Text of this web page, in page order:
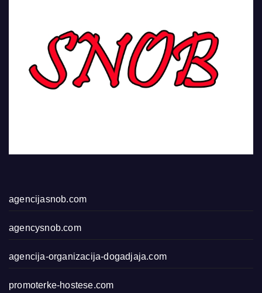
agencijasnob.com
agencysnob.com
agencija-organizacija-dogadjaja.com
promoterke-hostese.com